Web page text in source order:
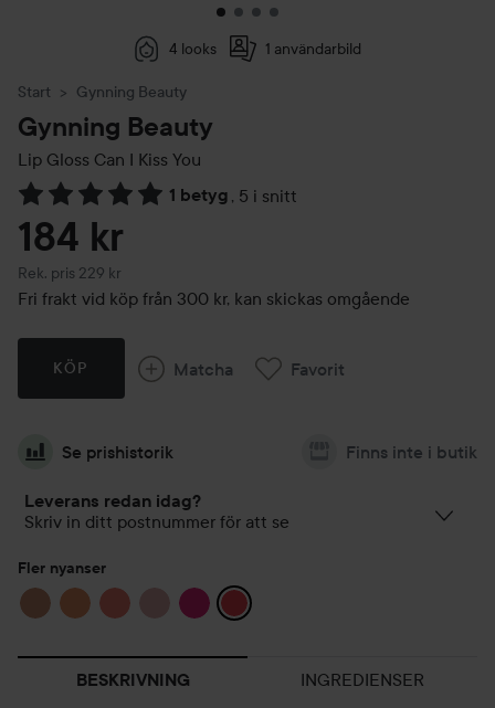
4 looks 1 användarbild
Start Gynning Beauty
Gynning Beauty
Lip Gloss Can I Kiss You
1 betyg , 5 i snitt
Hoppa till Betyg & kommentarer
184 kr
Rek. pris 229 kr
Rekommenderat pris 229 kr
Fri frakt vid köp från 300 kr, kan skickas omgående
KÖP Matcha Favorit
Se prishistorik Finns inte i butik
Leverans redan idag?
Skriv in ditt postnummer för att se
Fler nyanser
BESKRIVNING INGREDIENSER